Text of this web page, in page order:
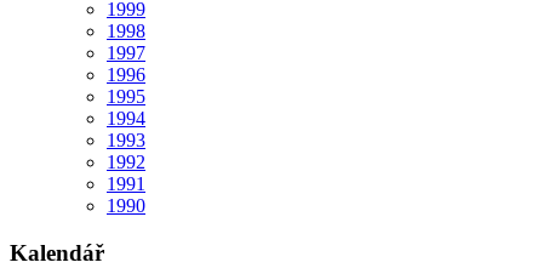
1999
1998
1997
1996
1995
1994
1993
1992
1991
1990
Kalendář